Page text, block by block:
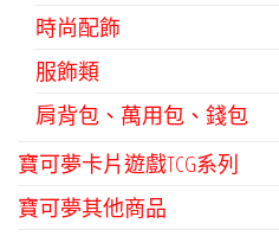
時尚配飾
服飾類
肩背包、萬用包、錢包
寶可夢卡片遊戲TCG系列
寶可夢其他商品